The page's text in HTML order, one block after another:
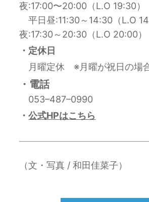
夜:17:00〜20:00（L.O 19:30）
平日昼:11:30～14:30（L.O
夜:17:30～20:30（L.O 20:00）
・定休日
月曜定休 ※月曜が祝日の場
・電話
053–487–0990
・公式HPはこちら
（文・写真 / 和田佳菜子）